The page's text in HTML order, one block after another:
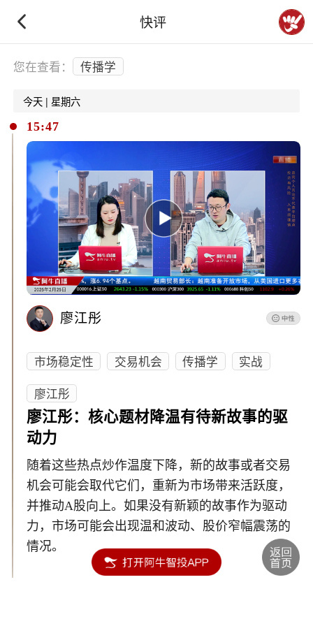
快评
下拉刷新
您在查看： 传播学
今天 | 星期六
15:47
廖江彤
市场稳定性 交易机会 传播学
实战
廖江彤
廖江彤：核心题材降温有待新故事的驱
动力
随着这些热点炒作温度下降，新的故事或者交易
机会可能会取代它们，重新为市场带来活跃度，
并推动A股向上。如果没有新颖的故事作为驱动
力，市场可能会出现温和波动、股价窄幅震荡的
情况。